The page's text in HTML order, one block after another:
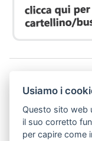
P. I.
(abilitato alla
Usiamo i
Questo sito web
il suo corretto
per capire come